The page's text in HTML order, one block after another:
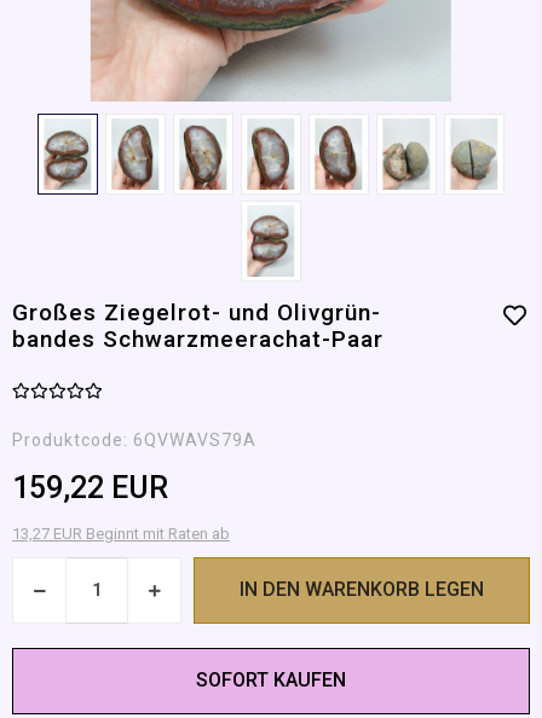
Großes Ziegelrot- und Olivgrün-
bandes Schwarzmeerachat-Paar
Produktcode: 6QVWAVS79A
159,22 EUR
13,27 EUR Beginnt mit Raten ab
IN DEN WARENKORB LEGEN
SOFORT KAUFEN